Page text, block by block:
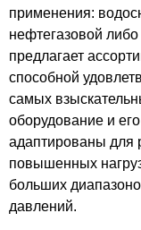
применения:
нефтегазовой
предлагает
способной
самых
оборудование и
адаптированы для
повышенных
больших
давлений.